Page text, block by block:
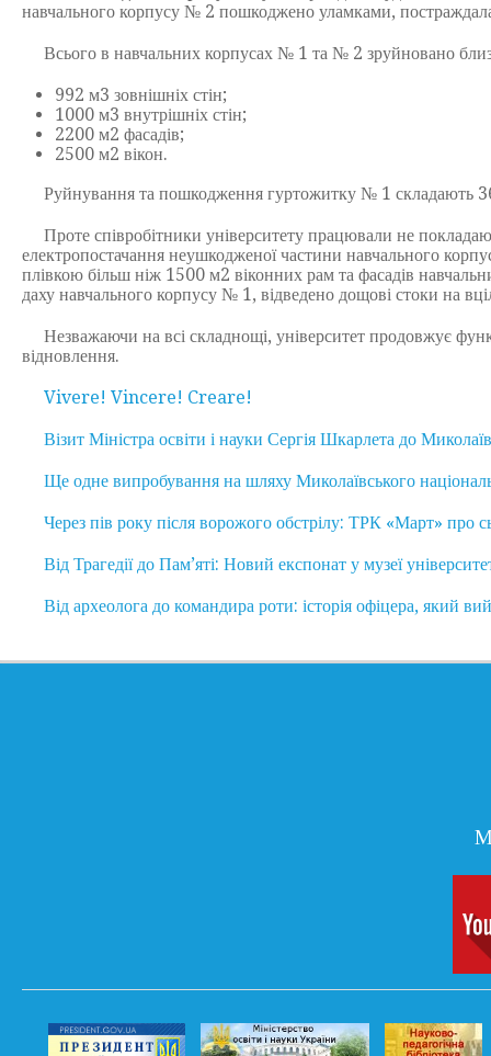
навчального корпусу № 2 пошкоджено уламками, постраждала
Всього в навчальних корпусах № 1 та № 2 зруйновано
992 м3 зовнішніх стін;
1000 м3 внутрішніх стін;
2200 м2 фасадів;
2500 м2 вікон.
Руйнування та пошкодження гуртожитку № 1 складають
Проте співробітники університету працювали не
електропостачання неушкодженої частини навчального
плівкою більш ніж 1500 м2 віконних рам та фасадів
даху навчального корпусу № 1, відведено дощові стоки на
Незважаючи на всі складнощі, університет продовжує
відновлення.
Vivere! Vincere! Creare!
Візит Міністра освіти і науки Сергія Шкарлета до
Ще одне випробування на шляху Миколаївського
Через пів року після ворожого обстрілу: ТРК «Март»
Від Трагедії до Пам’яті: Новий експонат у музеї
Від археолога до командира роти: історія офіцера, який